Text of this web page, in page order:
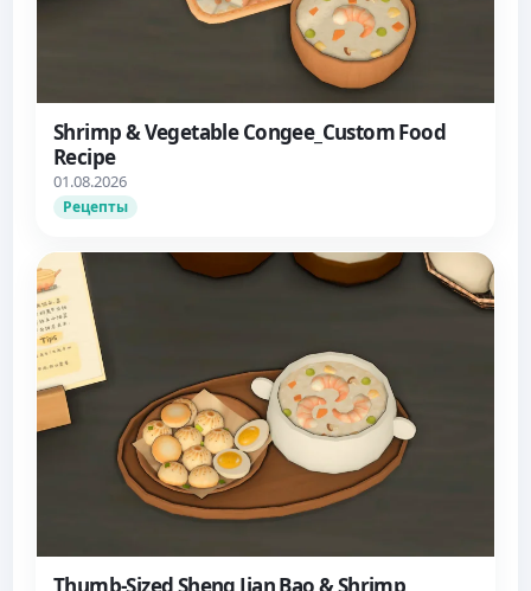
Shrimp & Vegetable Congee_Custom Food
Recipe
01.08.2026
Рецепты